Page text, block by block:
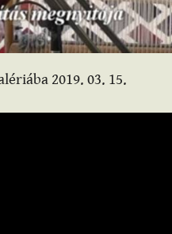
2019. 03. 15.